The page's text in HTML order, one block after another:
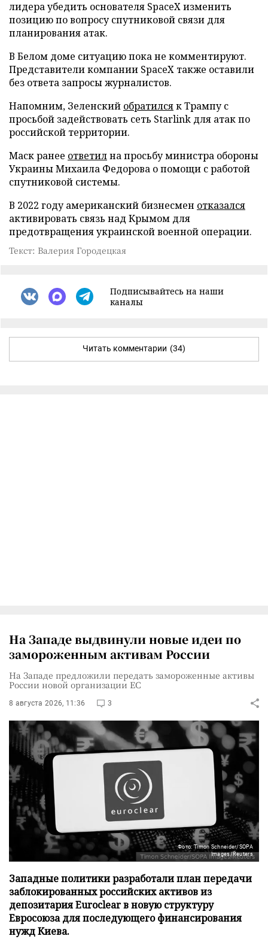
лидера убедить основателя SpaceX изменить
позицию по вопросу спутниковой связи для
планирования атак.
В Белом доме ситуацию пока не комментируют.
Представители компании SpaceX также оставили
без ответа запросы журналистов.
Напомним, Зеленский обратилсяк Трампу с
просьбой задействовать сеть Starlink для атак по
российской территории.
Маск ранее ответилна просьбу министра обороны
Украины Михаила Федорова о помощи с работой
спутниковой системы.
В 2022 году американский бизнесмен отказался
активировать связь над Крымом для
предотвращения украинской военной операции.
Текст: Валерия Городецкая
Подписывайтесь на наши
каналы
Читать комментарии (34)
На Западе выдвинули новые идеи по
замороженным активам России
На Западе предложили передать замороженные активы
России новой организации ЕС
8 августа 2026, 11:36 3
Фото: Timon Schneider/SOPA
Images/Reuters
Западные политики разработали план передачи
заблокированных российских активов из
депозитария Euroclear в новую структуру
Евросоюза для последующего финансирования
нужд Киева.